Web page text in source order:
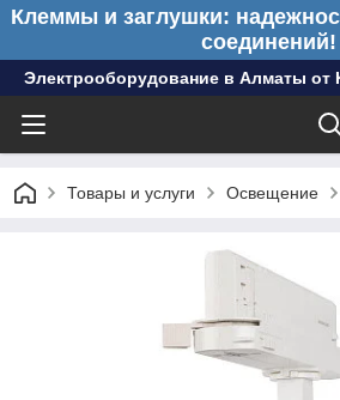
Клеммы и заглушки:
соединений!
Электрооборудование в Алматы от
Товары и услуги Освещение